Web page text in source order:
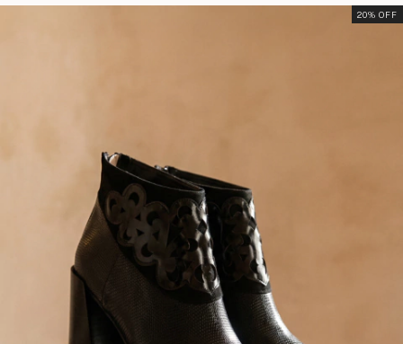
20% OFF